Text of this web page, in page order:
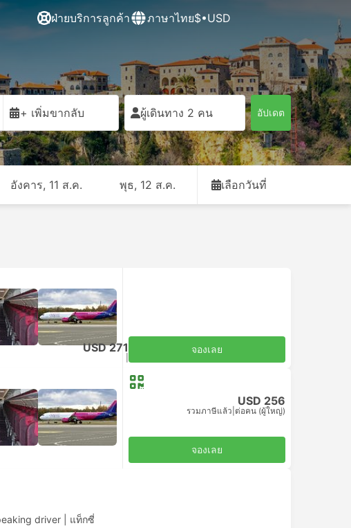
ฝ่ายบริการลูกค้า ภาษาไทย$•USD
+ เพิ่มขากลับ ผู้เดินทาง 2 คน อัปเดต
อังคาร, 11 ส.ค. พุธ, 12 ส.ค. เลือกวันที่
USD 271 จองเลย
USD 256
รวมภาษีแล้ว ต่อคน (ผู้ใหญ่)
จองเลย
driver แท็กซี่